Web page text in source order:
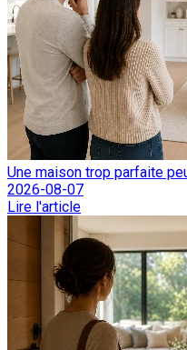
Une maison trop parfaite
2026-08-07
Lire l'article